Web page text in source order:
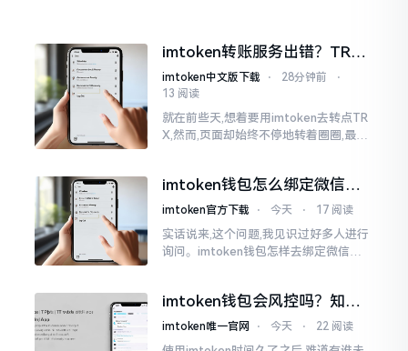
imtoken转账服务出错？TRX
转不出去别慌，这几招试试
imtoken中文版下载 ⋅ 28分钟前
⋅
13 阅读
就在前些天,想着要用imtoken去转点TR
X,然而,页面却始终不停地转着圈圈,最终
imtoken钱包怎么绑定微信？
答案可能让你失望
imtoken官方下载 ⋅ 今天 ⋅ 17 阅读
实话说来,这个问题,我见识过好多人进行
询问。imtoken钱包怎样去绑定微信呢?
试。随后予以明晰
imtoken钱包会风控吗？知乎
上的说法靠不靠谱，老币民告
imtoken唯一官网 ⋅ 今天 ⋅ 22 阅读